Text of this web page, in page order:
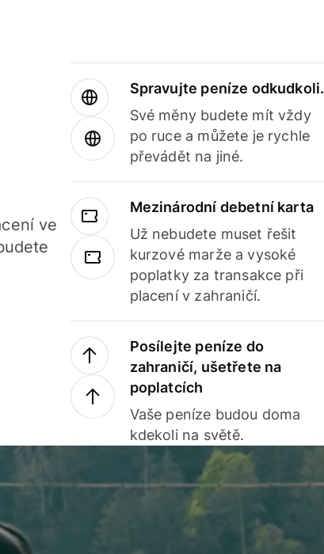
ve
Spravujte peníze odkudkoli.
Své měny budete mít vždy
po ruce a můžete je rychle
převádět na jiné.
Mezinárodní debetní karta
Už nebudete muset řešit
kurzové marže a vysoké
poplatky za transakce při
placení v zahraničí.
Posílejte peníze do
zahraničí, ušetřete na
poplatcích
Vaše peníze budou doma
kdekoli na světě.